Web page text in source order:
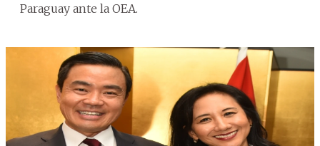
Paraguay ante la OEA.